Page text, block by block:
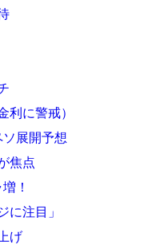
利に警戒）
展開予想
焦点
！
に注目」
げ